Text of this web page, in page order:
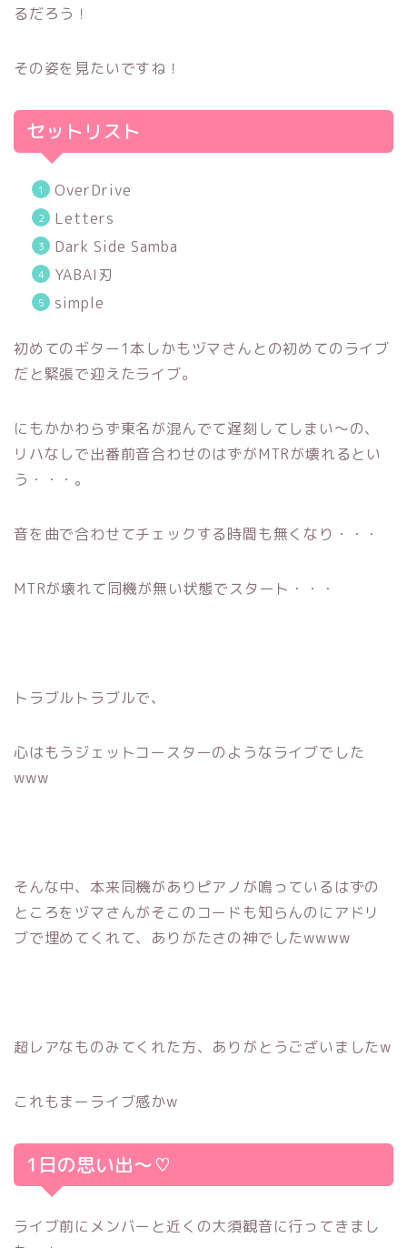
るだろう！
その姿を見たいですね！
セットリスト
OverDrive
Letters
Dark Side Samba
YABAI刃
simple
初めてのギター1本しかもヅマさんとの初めてのライブ
だと緊張で迎えたライブ。
にもかかわらず東名が混んでて遅刻してしまい〜の、
リハなしで出番前音合わせのはずがMTRが壊れるとい
う・・・。
音を曲で合わせてチェックする時間も無くなり・・・
MTRが壊れて同機が無い状態でスタート・・・
トラブルトラブルで、
心はもうジェットコースターのようなライブでした
www
そんな中、本来同機がありピアノが鳴っているはずの
ところをヅマさんがそこのコードも知らんのにアドリ
ブで埋めてくれて、ありがたさの神でしたwwww
超レアなものみてくれた方、ありがとうございましたw
これもまーライブ感かw
1日の思い出〜♡
ライブ前にメンバーと近くの大須観音に行ってきまし